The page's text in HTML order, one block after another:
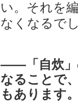
い。それを
なくなるで
――「自炊」
なることで
もあります。